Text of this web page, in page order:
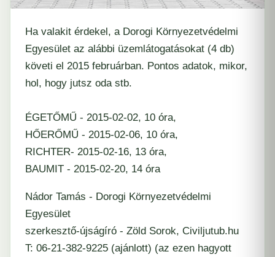
Ha valakit érdekel, a Dorogi Környezetvédelmi
Egyesület az alábbi üzemlátogatásokat (4 db)
követi el 2015 februárban. Pontos adatok, mikor,
hol, hogy jutsz odastb.
ÉGETŐMŰ - 2015-02-02, 10 óra,
HŐERŐMŰ - 2015-02-06, 10 óra,
RICHTER- 2015-02-16, 13 óra,
BAUMIT - 2015-02-20, 14 óra
Nádor Tamás - Dorogi Környezetvédelmi
Egyesület
szerkesztő-újságíró - Zöld Sorok, Civiljutub.hu
T: 06-21-382-9225 (ajánlott) (az ezen hagyott